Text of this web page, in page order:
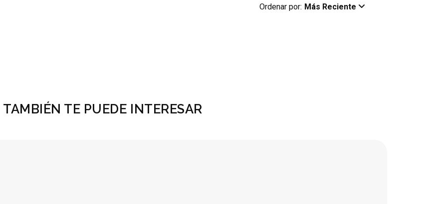
Ordenar por: Más Reciente
TAMBIÉN TE PUEDE INTERESAR